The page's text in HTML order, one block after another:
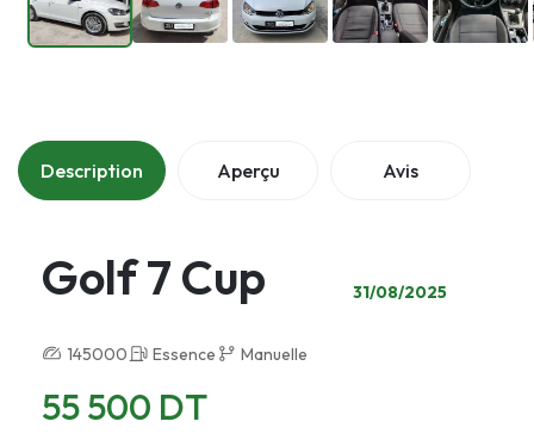
Description Aperçu Avis
Golf 7 Cup 31/08/2025
145000 Essence Manuelle
55 500 DT